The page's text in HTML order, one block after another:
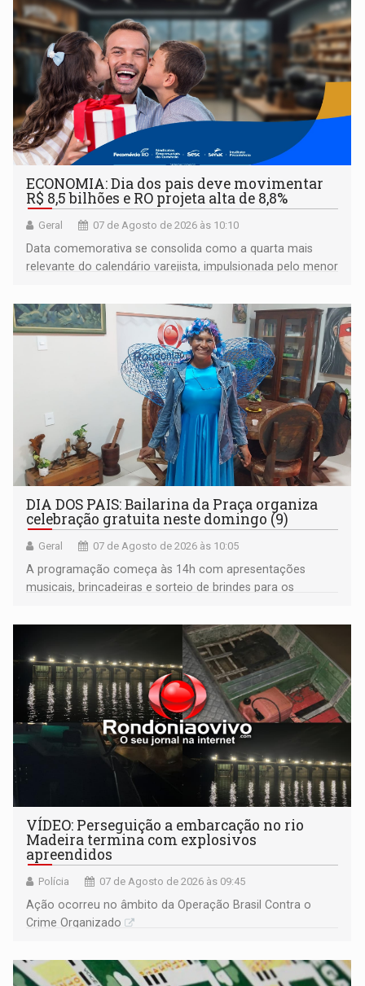
ECONOMIA: Dia dos pais deve movimentar
R$ 8,5 bilhões e RO projeta alta de 8,8%
Geral 07 de Agosto de 2026 às 10:10
Data comemorativa se consolida como a quarta mais
relevante do calendário varejista, impulsionada pelo menor
média do trabalhador
DIA DOS PAIS: Bailarina da Praça organiza
celebração gratuita neste domingo (9)
Geral 07 de Agosto de 2026 às 10:05
A programação começa às 14h com apresentações
musicais, brincadeiras e sorteio de brindes para os
bolo e canto de parabéns dedicado aos pais
VÍDEO: Perseguição a embarcação no rio
Madeira termina com explosivos
apreendidos
Polícia 07 de Agosto de 2026 às 09:45
Ação ocorreu no âmbito da Operação Brasil Contra o
Crime Organizado